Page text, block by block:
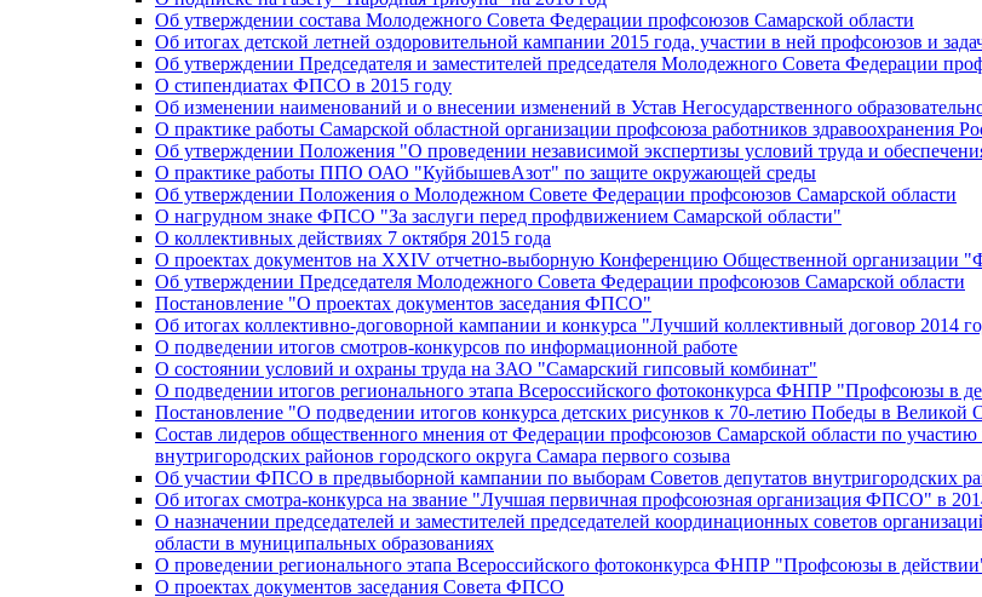
Об утверждении состава Молодежного Совета Федерации профсоюзов Самарской области
Об итогах детской летней оздоровительной кампании 2015 года, участии в ней профсоюзов и
Об утверждении Председателя и заместителей председателя Молодежного Совета Федерации
О стипендиатах ФПСО в 2015 году
Об изменении наименований и о внесении изменений в Устав Негосударственного
О практике работы Самарской областной организации профсоюза работников здравоохранения
Об утверждении Положения "О проведении независимой экспертизы условий труда и
О практике работы ППО ОАО "КуйбышевАзот" по защите окружающей среды
Об утверждении Положения о Молодежном Совете Федерации профсоюзов Самарской области
О нагрудном знаке ФПСО "За заслуги перед профдвижением Самарской области"
О коллективных действиях 7 октября 2015 года
О проектах документов на XXIV отчетно-выборную Конференцию Общественной организации
Об утверждении Председателя Молодежного Совета Федерации профсоюзов Самарской области
Постановление "О проектах документов заседания ФПСО"
Об итогах коллективно-договорной кампании и конкурса "Лучший коллективный договор 2014
О подведении итогов смотров-конкурсов по информационной работе
О состоянии условий и охраны труда на ЗАО "Самарский гипсовый комбинат"
О подведении итогов регионального этапа Всероссийского фотоконкурса ФНПР "Профсоюзы в
Постановление "О подведении итогов конкурса детских рисунков к 70-летию Победы в Великой
Состав лидеров общественного мнения от Федерации профсоюзов Самарской области по
внутригородских районов городского округа Самара первого созыва
Об участии ФПСО в предвыборной кампании по выборам Советов депутатов внутригородских
Об итогах смотра-конкурса на звание "Лучшая первичная профсоюзная организация ФПСО" в
О назначении председателей и заместителей председателей координационных советов
области в муниципальных образованиях
О проведении регионального этапа Всероссийского фотоконкурса ФНПР "Профсоюзы в
О проектах документов заседания Совета ФПСО